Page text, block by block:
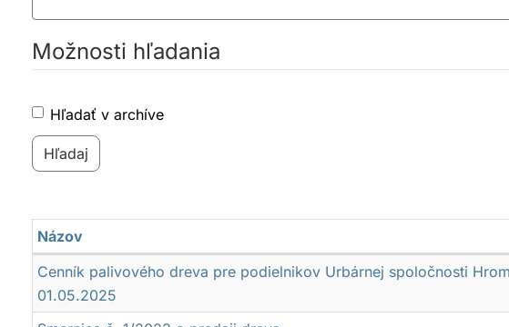
Možnosti hľadania
Hľadať v archíve
Dokumenty
US
Hromoš
Názov
Cenník palivového dreva pre podielnikov Urbárnej spoločnosti
01.05.2025